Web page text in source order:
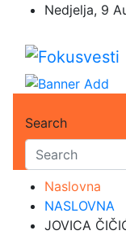
content
Nedjelja, 9
U središtu
Search
Naslovna
NASLOVNA
JOVICA